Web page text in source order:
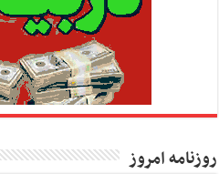
روزنامه امروز